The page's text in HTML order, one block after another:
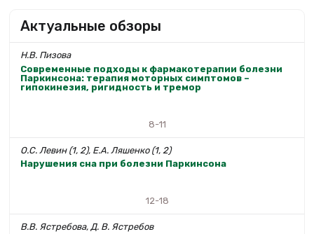
Актуальные обзоры
Н.В. Пизова
Современные подходы к фармакотерапии болезни
Паркинсона: терапия моторных симптомов –
гипокинезия, ригидность и тремор
8-11
О.С. Левин (1, 2), Е.А. Ляшенко (1, 2)
Нарушения сна при болезни Паркинсона
12-18
В.В. Ястребова, Д. В. Ястребов